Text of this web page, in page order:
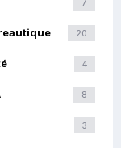
7
20
4
8
3